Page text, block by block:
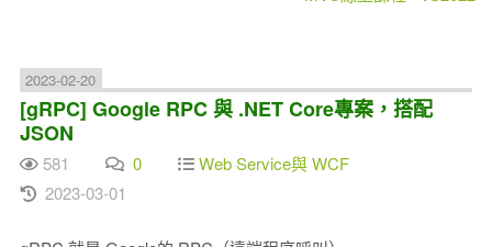
2023-02-20
[gRPC] Google RPC 與 .NET Core專案，搭配
JSON
581 0
Web Service與 WCF
2023-03-01